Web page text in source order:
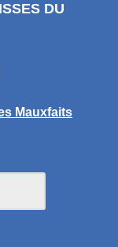
DU
Mauxfaits